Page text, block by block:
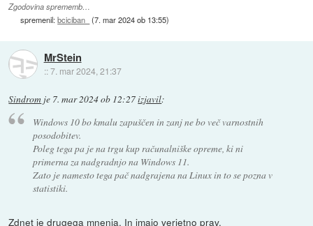
Zgodovina sprememb…
spremenil:bciciban_ (7. mar 2024 ob 13:55)
MrStein
::7. mar 2024, 21:37
Sindrom je 7. mar 2024 ob 12:27izjavil:
Windows 10 bo kmalu zapuščen in zanj ne bo več varnostnih
posodobitev.
Poleg tega pa je na trgu kup računalniške opreme, ki ni
primerna za nadgradnjo na Windows 11.
Zato je namesto tega pač nadgrajena na Linux in to se pozna v
statistiki.
Zdnet je drugega mnenja. In imajo verjetno prav.